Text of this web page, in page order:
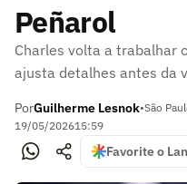
Peñarol
Charles volta a trabalhar
ajusta detalhes antes da
PorGuilherme Lesnok•São
19/05/202615:59
Favorite o